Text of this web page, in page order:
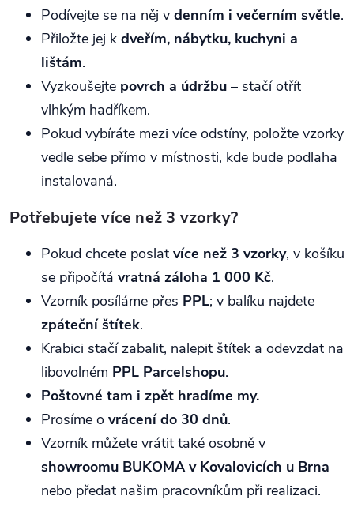
Podívejte se na něj v denním i večerním světle.
Přiložte jej k dveřím, nábytku, kuchyni a
lištám.
Vyzkoušejte povrch a údržbu – stačí otřít
vlhkým hadříkem.
Pokud vybíráte mezi více odstíny, položte vzorky
vedle sebe přímo v místnosti, kde bude podlaha
instalovaná.
Potřebujete více než 3 vzorky?
Pokud chcete poslat více než 3 vzorky, v košíku
se připočítá vratná záloha 1 000 Kč.
Vzorník posíláme přes PPL; v balíku najdete
zpáteční štítek.
Krabici stačí zabalit, nalepit štítek a odevzdat na
libovolném PPL Parcelshopu.
Poštovné tam i zpět hradíme my.
Prosíme o vrácení do 30 dnů.
Vzorník můžete vrátit také osobně v
showroomu BUKOMA v Kovalovicích u Brna
nebo předat našim pracovníkům při realizaci.